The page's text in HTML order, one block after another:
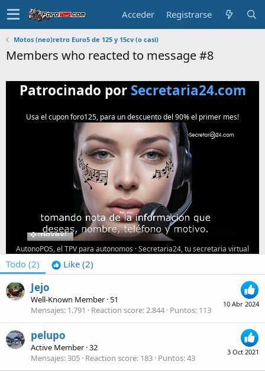
Acceder Registrarse
Motos (neo)retro Euro5 de 125 y 15cv (o casi)
Members who reacted to message #8
Patrocinado por Secretaria24.com
Usa el cupon foro125, para un descuento del 90% el primer mes!
AutonoPOS, el TPV para autonomos ·Secretaria24, tu secretaria virtual
Todo (2) Like (2)
10 Abr 2024
Jejo
Well-Known Member ·51
Mensajes 1.791 Reaction score 2.844 Puntos 113
3 Oct 2021
pelupo
Active Member ·32
Mensajes 305 Reaction score 183 Puntos 43